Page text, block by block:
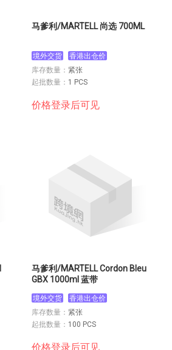
马爹利/MARTELL 尚选 700ML
境外交货
香港出仓价
库存数量： 紧张
起批数量： 1 PCS
价格登录后可见
马爹利/MARTELL Cordon Bleu
GBX 1000ml 蓝带
境外交货
香港出仓价
库存数量： 紧张
起批数量： 100 PCS
价格登录后可见